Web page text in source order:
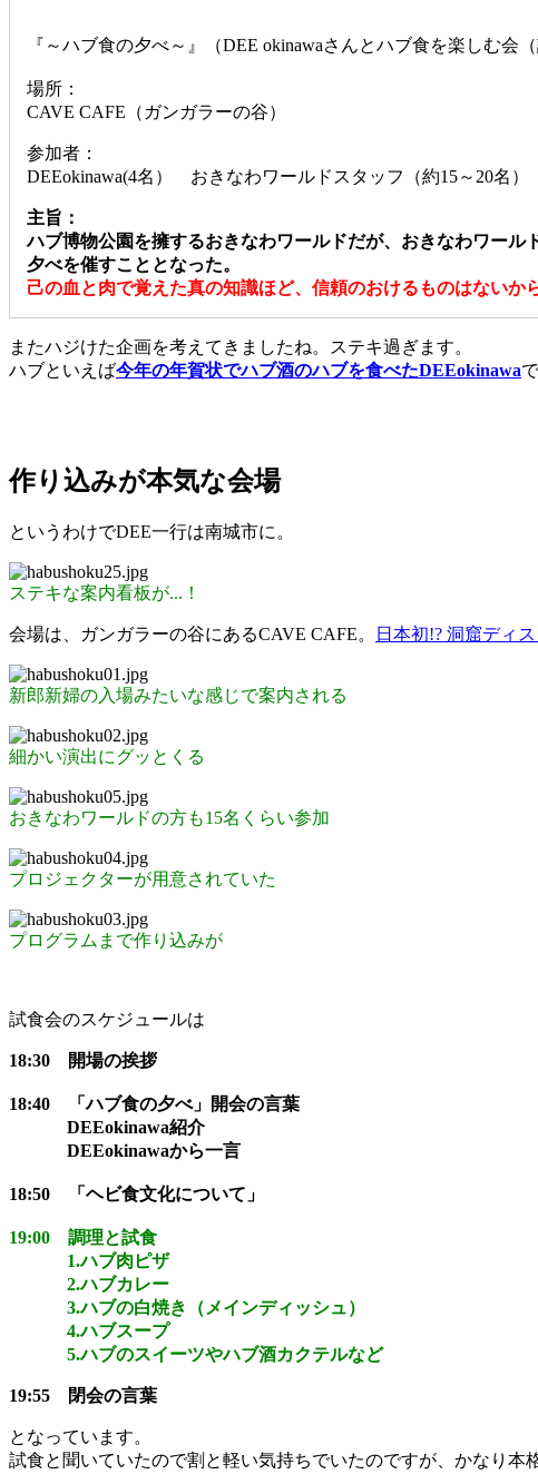
『～ハブ食の夕べ～』（DEE okinawaさんとハブ食を楽しむ会（
場所：
CAVE CAFE（ガンガラーの谷）
参加者：
DEEokinawa(4名） おきなわワールドスタッフ（約15～20名）
主旨：
ハブ博物公園を擁するおきなわワールドだが、おきなわワール
夕べを催すこととなった。
己の血と肉で覚えた真の知識ほど、信頼のおけるものはないか
またハジけた企画を考えてきましたね。ステキ過ぎます。
ハブといえば今年の年賀状でハブ酒のハブを食べたDEEokinawa
作り込みが本気な会場
というわけでDEE一行は南城市に。
ステキな案内看板が...！
会場は、ガンガラーの谷にあるCAVE CAFE。 日本初!? 洞窟ディス
新郎新婦の入場みたいな感じで案内される
細かい演出にグッとくる
おきなわワールドの方も15名くらい参加
プロジェクターが用意されていた
プログラムまで作り込みが
試食会のスケジュールは
18:30 開場の挨拶
18:40 「ハブ食の夕べ」開会の言葉
DEEokinawa紹介
DEEokinawaから一言
18:50 「ヘビ食文化について」
19:00 調理と試食
1.ハブ肉ピザ
2.ハブカレー
3.ハブの白焼き（メインディッシュ）
4.ハブスープ
5.ハブのスイーツやハブ酒カクテルなど
19:55 閉会の言葉
となっています。
試食と聞いていたので割と軽い気持ちでいたのですが、かなり本